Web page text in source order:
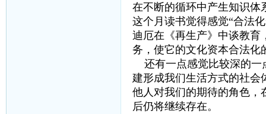
在不断的循环中产生知识体
这个月读书觉得感觉“合法
迪厄在《再生产》中谈教育
务，使它的文化资本合法化
还有一点感觉比较深的一
建形成我们生活方式的社会
他人对我们的期待的角色，
后仍将继续存在。